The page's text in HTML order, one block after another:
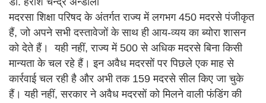
मदरसा शिक्षा परिषद के अंतर्गत राज्य में लगभग 450 मदरसे पंजीकृत
हैं, जो अपने सभी दस्तावेजों के साथ ही आय-व्यय का ब्योरा शासन
को देते हैं। यही नहीं, राज्य में 500 से अधिक मदरसे बिना किसी
मान्यता के चल रहे हैं। इन अवैध मदरसों पर पिछले एक माह से
कार्रवाई चल रही है और अभी तक 159 मदरसे सील किए जा चुके
हैं। यही नहीं, सरकार ने अवैध मदरसों को मिलने वाली फंडिंग की